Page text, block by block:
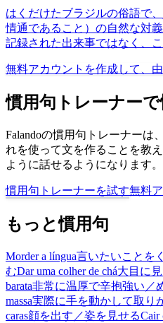
はくだけたブラジルの俗語で、
情通であること）の自然な対
記録された出来事ではなく、
無料アカウントを作成して、
慣用句トレーナー
Falandoの慣用句トレーナーは
れを使って文を作ることを教
ように話せるようになります。
慣用句トレーナーを試す無料
もっと慣用句
Morder a língua言いたいことを
むDar uma colher de chá大目に
barata非常に温厚で辛抱強い／
massa実際に手を動かして取り
caras顔を出す／姿を見せるCair